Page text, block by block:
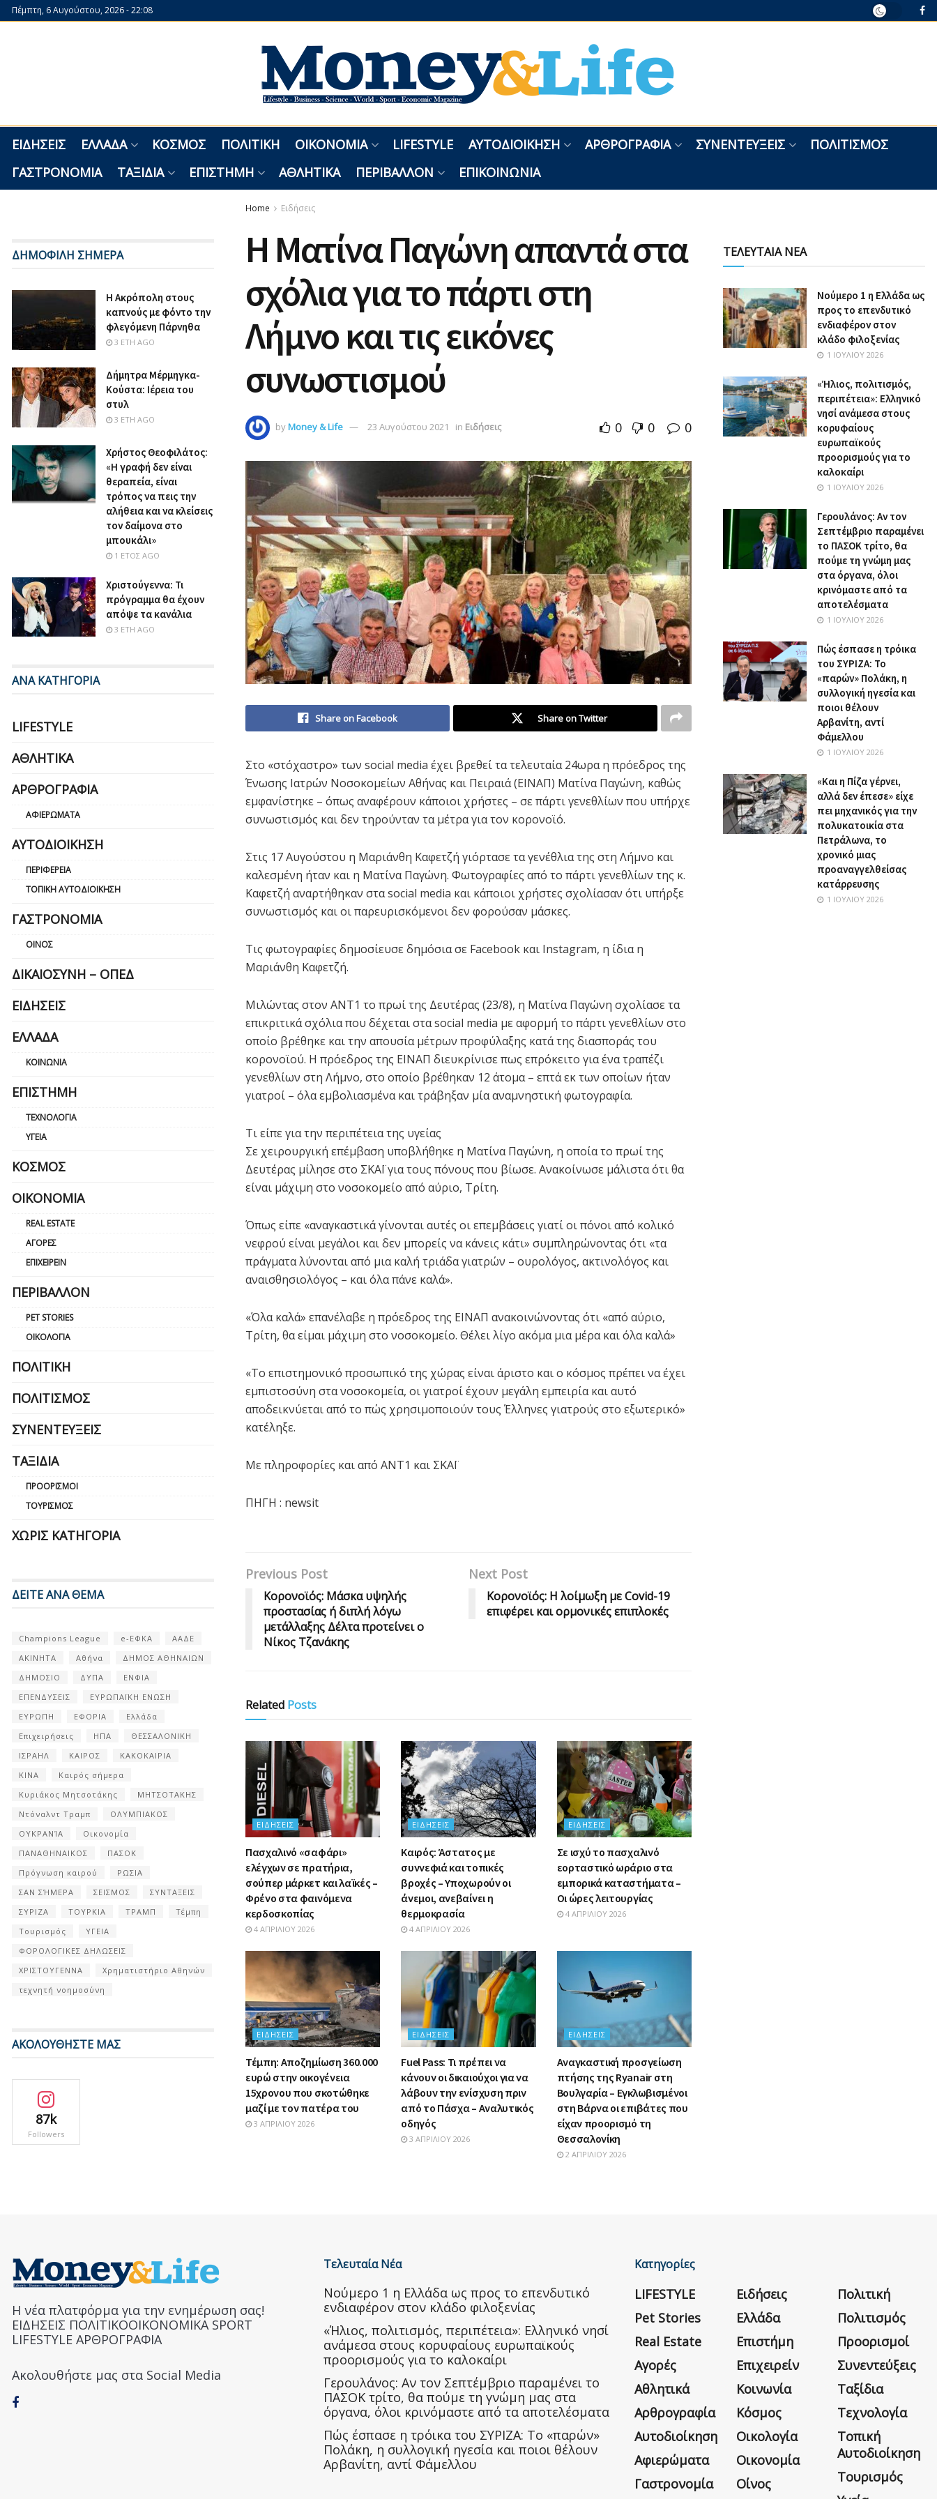
Πέμπτη, 6 Αυγούστου, 2026 - 22:08
ΕΙΔΉΣΕΙΣ ΕΛΛΆΔΑ ΚΌΣΜΟΣ ΠΟΛΙΤΙΚΉ ΟΙΚΟΝΟΜΊΑ LIFESTYLE ΑΥΤΟΔΙΟΊΚΗΣΗ ΑΡΘΡΟΓΡΑΦΊΑ ΣΥΝΕΝΤΕΎΞΕΙΣ
ΠΟΛΙΤΙΣΜΌΣ
ΓΑΣΤΡΟΝΟΜΊΑ
ΤΑΞΊΔΙΑ ΕΠΙΣΤΉΜΗ ΑΘΛΗΤΙΚΆ ΠΕΡΙΒΆΛΛΟΝ ΕΠΙΚΟΙΝΩΝΊΑ
Home Ειδήσεις
Η Ματίνα Παγώνη απαντά στα
σχόλια για το πάρτι στη
Λήμνο και τις εικόνες
συνωστισμού
byMoney & Life 23 Αυγούστου 2021 in Ειδήσεις 0 0 0
Share on Facebook Share on Twitter
Στο «στόχαστρο» των social media έχει βρεθεί τα τελευταία 24ωρα η πρόεδρος της
Ένωσης Ιατρών Νοσοκομείων Αθήνας και Πειραιά (ΕΙΝΑΠ) Ματίνα Παγώνη, καθώς
εμφανίστηκε – όπως αναφέρουν κάποιοι χρήστες – σε πάρτι γενεθλίων που υπήρχε
συνωστισμός και δεν τηρούνταν τα μέτρα για τον κορονοϊό.
Στις 17 Αυγούστου η Μαριάνθη Καφετζή γιόρτασε τα γενέθλια της στη Λήμνο και
καλεσμένη ήταν και η Ματίνα Παγώνη. Φωτογραφίες από το πάρτι γενεθλίων της κ.
Καφετζή αναρτήθηκαν στα social media και κάποιοι χρήστες σχολίασαν ότι υπήρξε
συνωστισμός και οι παρευρισκόμενοι δεν φορούσαν μάσκες.
Τις φωτογραφίες δημοσίευσε δημόσια σε Facebook και Instagram, η ίδια η
Μαριάνθη Καφετζή.
Μιλώντας στον ΑΝΤ1 το πρωί της Δευτέρας (23/8), η Ματίνα Παγώνη σχολίασε τα
επικριτικά σχόλια που δέχεται στα social media με αφορμή το πάρτι γενεθλίων στο
οποίο βρέθηκε και την απουσία μέτρων προφύλαξης κατά της διασποράς του
κορονοϊού. Η πρόεδρος της ΕΙΝΑΠ διευκρίνισε πως επρόκειτο για ένα τραπέζι
γενεθλίων στη Λήμνο, στο οποίο βρέθηκαν 12 άτομα – επτά εκ των οποίων ήταν
γιατροί – όλα εμβολιασμένα και τράβηξαν μία αναμνηστική φωτογραφία.
Τι είπε για την περιπέτεια της υγείας
Σε χειρουργική επέμβαση υποβλήθηκε η Ματίνα Παγώνη, η οποία το πρωί της
Δευτέρας μίλησε στο ΣΚΑΪ για τους πόνους που βίωσε. Ανακοίνωσε μάλιστα ότι θα
είναι μάχιμη στο νοσοκομείο από αύριο, Τρίτη.
Όπως είπε «αναγκαστικά γίνονται αυτές οι επεμβάσεις γιατί οι πόνοι από κολικό
νεφρού είναι μεγάλοι και δεν μπορείς να κάνεις κάτι» συμπληρώνοντας ότι «τα
πράγματα λύνονται από μια καλή τριάδα γιατρών – ουρολόγος, ακτινολόγος και
αναισθησιολόγος – και όλα πάνε καλά».
«Όλα καλά» επανέλαβε η πρόεδρος της ΕΙΝΑΠ ανακοινώνοντας ότι «από αύριο,
Τρίτη, θα είμαι μάχιμη στο νοσοκομείο. Θέλει λίγο ακόμα μια μέρα και όλα καλά»
«Το επιστημονικό προσωπικό της χώρας είναι άριστο και ο κόσμος πρέπει να έχει
εμπιστοσύνη στα νοσοκομεία, οι γιατροί έχουν μεγάλη εμπειρία και αυτό
αποδεικνύεται από το πώς χρησιμοποιούν τους Έλληνες γιατρούς στο εξωτερικό»
κατέληξε.
Με πληροφορίες και από ANT1 και ΣΚΑΪ
ΠΗΓΗ : newsit
Previous Post
Κορονοϊός: Μάσκα υψηλής
προστασίας ή διπλή λόγω
μετάλλαξης Δέλτα προτείνει ο
Νίκος Τζανάκης
Next Post
Κορονοϊός: Η λοίμωξη με Covid-19
επιφέρει και ορμονικές επιπλοκές
Related Posts
ΕΙΔΉΣΕΙΣ
Πασχαλινό «σαφάρι»
ελέγχων σε πρατήρια,
σούπερ μάρκετ και λαϊκές –
Φρένο στα φαινόμενα
κερδοσκοπίας
4 ΑΠΡΙΛΊΟΥ 2026
ΕΙΔΉΣΕΙΣ
Καιρός: Άστατος με
συννεφιά και τοπικές
βροχές – Υποχωρούν οι
άνεμοι, ανεβαίνει η
θερμοκρασία
4 ΑΠΡΙΛΊΟΥ 2026
ΕΙΔΉΣΕΙΣ
Σε ισχύ το πασχαλινό
εορταστικό ωράριο στα
εμπορικά καταστήματα –
Οι ώρες λειτουργίας
4 ΑΠΡΙΛΊΟΥ 2026
ΕΙΔΉΣΕΙΣ
Τέμπη: Αποζημίωση 360.000
ευρώ στην οικογένεια
15χρονου που σκοτώθηκε
μαζί με τον πατέρα του
3 ΑΠΡΙΛΊΟΥ 2026
ΕΙΔΉΣΕΙΣ
Fuel Pass: Τι πρέπει να
κάνουν οι δικαιούχοι για να
λάβουν την ενίσχυση πριν
από το Πάσχα – Αναλυτικός
οδηγός
3 ΑΠΡΙΛΊΟΥ 2026
ΕΙΔΉΣΕΙΣ
Αναγκαστική προσγείωση
πτήσης της Ryanair στη
Βουλγαρία – Εγκλωβισμένοι
στη Βάρνα οι επιβάτες που
είχαν προορισμό τη
Θεσσαλονίκη
2 ΑΠΡΙΛΊΟΥ 2026
ΔΗΜΟΦΙΛΗ ΣΗΜΕΡΑ
Η Ακρόπολη στους
καπνούς με φόντο την
φλεγόμενη Πάρνηθα
3 ΈΤΗ AGO
Δήμητρα Μέρμηγκα-
Κούστα: Ιέρεια του
στυλ
3 ΈΤΗ AGO
Χρήστος Θεοφιλάτος:
«Η γραφή δεν είναι
θεραπεία, είναι
τρόπος να πεις την
αλήθεια και να κλείσεις
τον δαίμονα στο
μπουκάλι»
1 ΈΤΟΣ AGO
Χριστούγεννα: Τι
πρόγραμμα θα έχουν
απόψε τα κανάλια
3 ΈΤΗ AGO
ΑΝΑ ΚΑΤΗΓΟΡΙΑ
LIFESTYLE
ΑΘΛΗΤΙΚΆ
ΑΡΘΡΟΓΡΑΦΊΑ
ΑΦΙΕΡΏΜΑΤΑ
ΑΥΤΟΔΙΟΊΚΗΣΗ
ΠΕΡΙΦΈΡΕΙΑ
ΤΟΠΙΚΉ ΑΥΤΟΔΙΟΊΚΗΣΗ
ΓΑΣΤΡΟΝΟΜΊΑ
ΟΊΝΟΣ
ΔΙΚΑΙΟΣΎΝΗ – ΟΠΕΔ
ΕΙΔΉΣΕΙΣ
ΕΛΛΆΔΑ
ΚΟΙΝΩΝΊΑ
ΕΠΙΣΤΉΜΗ
ΤΕΧΝΟΛΟΓΊΑ
ΥΓΕΊΑ
ΚΌΣΜΟΣ
ΟΙΚΟΝΟΜΊΑ
REAL ESTATE
ΑΓΟΡΈΣ
ΕΠΙΧΕΙΡΕΊΝ
ΠΕΡΙΒΆΛΛΟΝ
PET STORIES
ΟΙΚΟΛΟΓΊΑ
ΠΟΛΙΤΙΚΉ
ΠΟΛΙΤΙΣΜΌΣ
ΣΥΝΕΝΤΕΎΞΕΙΣ
ΤΑΞΊΔΙΑ
ΠΡΟΟΡΙΣΜΟΊ
ΤΟΥΡΙΣΜΌΣ
ΧΩΡΊΣ ΚΑΤΗΓΟΡΊΑ
ΔΕΙΤΕ ΑΝΑ ΘΕΜΑ
Champions League e-ΕΦΚΑ
ΑΑΔΕ
ΑΚΙΝΗΤΑ
Αθήνα
ΔΗΜΟΣ ΑΘΗΝΑΙΩΝ
ΔΗΜΟΣΙΟ
ΔΥΠΑ
ΕΝΦΙΑ
ΕΠΕΝΔΥΣΕΙΣ
ΕΥΡΩΠΑΪΚΗ ΕΝΩΣΗ
ΕΥΡΩΠΗ
ΕΦΟΡΙΑ
Ελλάδα
Επιχειρήσεις
ΗΠΑ
ΘΕΣΣΑΛΟΝΙΚΗ
ΙΣΡΑΗΛ
ΚΑΙΡΟΣ
ΚΑΚΟΚΑΙΡΙΑ
ΚΙΝΑ
Καιρός σήμερα
Κυριάκος Μητσοτάκης
ΜΗΤΣΟΤΑΚΗΣ
Ντόναλντ Τραμπ
ΟΛΥΜΠΙΑΚΟΣ
ΟΥΚΡΑΝΊΑ
Οικονομία
ΠΑΝΑΘΗΝΑΙΚΟΣ
ΠΑΣΟΚ
Πρόγνωση καιρού
ΡΩΣΙΑ
ΣΑΝ ΣΉΜΕΡΑ
ΣΕΙΣΜΟΣ
ΣΥΝΤΑΞΕΙΣ
ΣΥΡΙΖΑ
ΤΟΥΡΚΙΑ ΤΡΑΜΠ
Τέμπη
Τουρισμός
ΥΓΕΙΑ
ΦΟΡΟΛΟΓΙΚΕΣ ΔΗΛΩΣΕΙΣ
ΧΡΙΣΤΟΥΓΕΝΝΑ
Χρηματιστήριο Αθηνών
τεχνητή νοημοσύνη
ΑΚΟΛΟΥΘΗΣΤΕ ΜΑΣ
87k
Followers
ΤΕΛΕΥΤΑΙΑ ΝΕΑ
Nούμερο 1 η Ελλάδα ως
προς το επενδυτικό
ενδιαφέρον στον
κλάδο φιλοξενίας
1 ΙΟΥΛΊΟΥ 2026
«Ήλιος, πολιτισμός,
περιπέτεια»: Ελληνικό
νησί ανάμεσα στους
κορυφαίους
ευρωπαϊκούς
προορισμούς για το
καλοκαίρι
1 ΙΟΥΛΊΟΥ 2026
Γερουλάνος: Αν τον
Σεπτέμβριο παραμένει
το ΠΑΣΟΚ τρίτο, θα
πούμε τη γνώμη μας
στα όργανα, όλοι
κρινόμαστε από τα
αποτελέσματα
1 ΙΟΥΛΊΟΥ 2026
Πώς έσπασε η τρόικα
του ΣΥΡΙΖΑ: Το
«παρών» Πολάκη, η
συλλογική ηγεσία και
ποιοι θέλουν
Αρβανίτη, αντί
Φάμελλου
1 ΙΟΥΛΊΟΥ 2026
«Και η Πίζα γέρνει,
αλλά δεν έπεσε» είχε
πει μηχανικός για την
πολυκατοικία στα
Πετράλωνα, το
χρονικό μιας
προαναγγελθείσας
κατάρρευσης
1 ΙΟΥΛΊΟΥ 2026
Η νέα πλατφόρμα για την ενημέρωση σας!
ΕΙΔΗΣΕΙΣ ΠΟΛΙΤΙΚΟΟΙΚΟΝΟΜΙΚΑ SPORT
LIFESTYLE ΑΡΘΡΟΓΡΑΦΙΑ
Ακολουθήστε μας στα Social Media
Τελευταία Νέα
Nούμερο 1 η Ελλάδα ως προς το επενδυτικό
ενδιαφέρον στον κλάδο φιλοξενίας
«Ήλιος, πολιτισμός, περιπέτεια»: Ελληνικό νησί
ανάμεσα στους κορυφαίους ευρωπαϊκούς
προορισμούς για το καλοκαίρι
Γερουλάνος: Αν τον Σεπτέμβριο παραμένει το
ΠΑΣΟΚ τρίτο, θα πούμε τη γνώμη μας στα
όργανα, όλοι κρινόμαστε από τα αποτελέσματα
Πώς έσπασε η τρόικα του ΣΥΡΙΖΑ: Το «παρών»
Πολάκη, η συλλογική ηγεσία και ποιοι θέλουν
Αρβανίτη, αντί Φάμελλου
Κατηγορίες
LIFESTYLE
Pet Stories
Real Estate
Αγορές
Αθλητικά
Αρθρογραφία
Αυτοδιοίκηση
Αφιερώματα
Γαστρονομία
Ειδήσεις
Ελλάδα
Επιστήμη
Επιχειρείν
Κοινωνία
Κόσμος
Οικολογία
Οικονομία
Οίνος
Πολιτική
Πολιτισμός
Προορισμοί
Συνεντεύξεις
Ταξίδια
Τεχνολογία
Τοπική
Αυτοδιοίκηση
Τουρισμός